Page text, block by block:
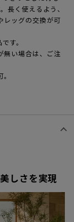
長く使えるよう、
レッグの交換が可
す。
無い場合は、ご注
しさを実現